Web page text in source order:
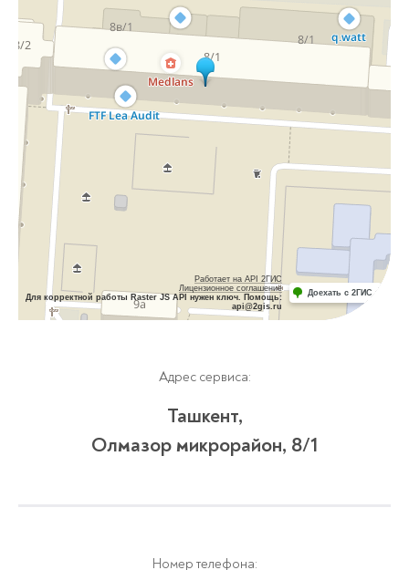
Работает на API 2ГИС
Лицензионное соглашение
Для корректной работы Raster JS API нужен ключ. Помощь:
api@2gis.ru
Доехать с 2ГИС
Адрес сервиса:
Ташкент,
Олмазор микрорайон, 8/1
Номер телефона: